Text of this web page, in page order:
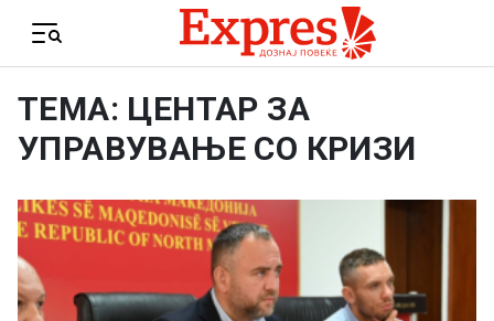
Menu
ТЕМА: ЦЕНТАР ЗА
УПРАВУВАЊЕ СО КРИЗИ